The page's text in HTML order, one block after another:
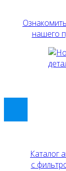
нашего
Каталог
с